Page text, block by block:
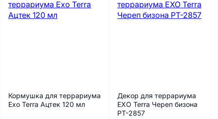
Кормушка для террариума
Exo Terra Ацтек 120 мл
Декор для террариума
EXO Terra Череп бизона
PT-2857